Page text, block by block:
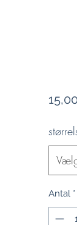
Antal *